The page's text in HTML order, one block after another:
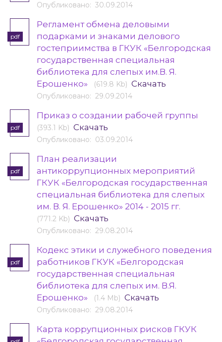
Опубликовано: 30.09.2014
pdf
Регламент обмена деловыми
подарками и знаками делового
гостеприимства в ГКУК «Белгородская
государственная специальная
библиотека для слепых им.В. Я.
Ерошенко»
(619.8 Kb) Скачать
Опубликовано: 29.09.2014
pdf
Приказ о создании рабочей группы
(393.1 Kb) Скачать
Опубликовано: 03.09.2014
pdf
План реализации
антикоррупционных мероприятий
ГКУК «Белгородская государственная
специальная библиотека для слепых
им. В. Я. Ерошенко» 2014 - 2015 гг.
(771.2 Kb) Скачать
Опубликовано: 29.08.2014
pdf
Кодекс этики и служебного поведения
работников ГКУК «Белгородская
государственная специальная
библиотека для слепых им. В.Я.
Ерошенко»
(1.4 Mb) Скачать
Опубликовано: 29.08.2014
Карта коррупционных рисков ГКУК